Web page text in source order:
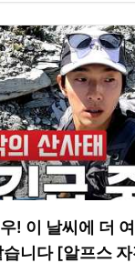
! 이 날씨에 더
니다 [알프스